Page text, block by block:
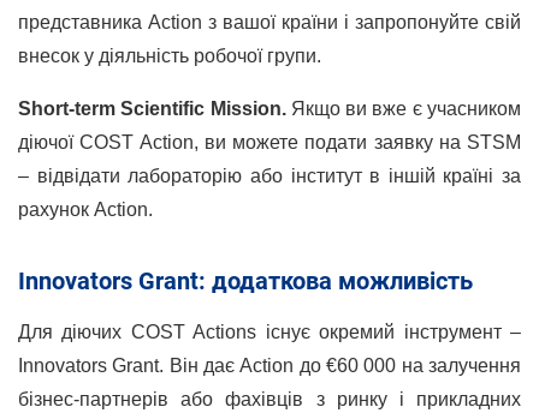
представника Action з вашої країни і запропонуйте свій
внесок у діяльність робочої групи.
Short-term Scientific Mission.Якщо ви вже є учасником
діючої COST Action, ви можете подати заявку на STSM
– відвідати лабораторію або інститут в іншій країні за
рахунок Action.
Innovators Grant: додаткова можливість
Для діючих COST Actions існує окремий інструмент –
Innovators Grant. Він дає Action до €60 000 на залучення
бізнес-партнерів або фахівців з ринку і прикладних